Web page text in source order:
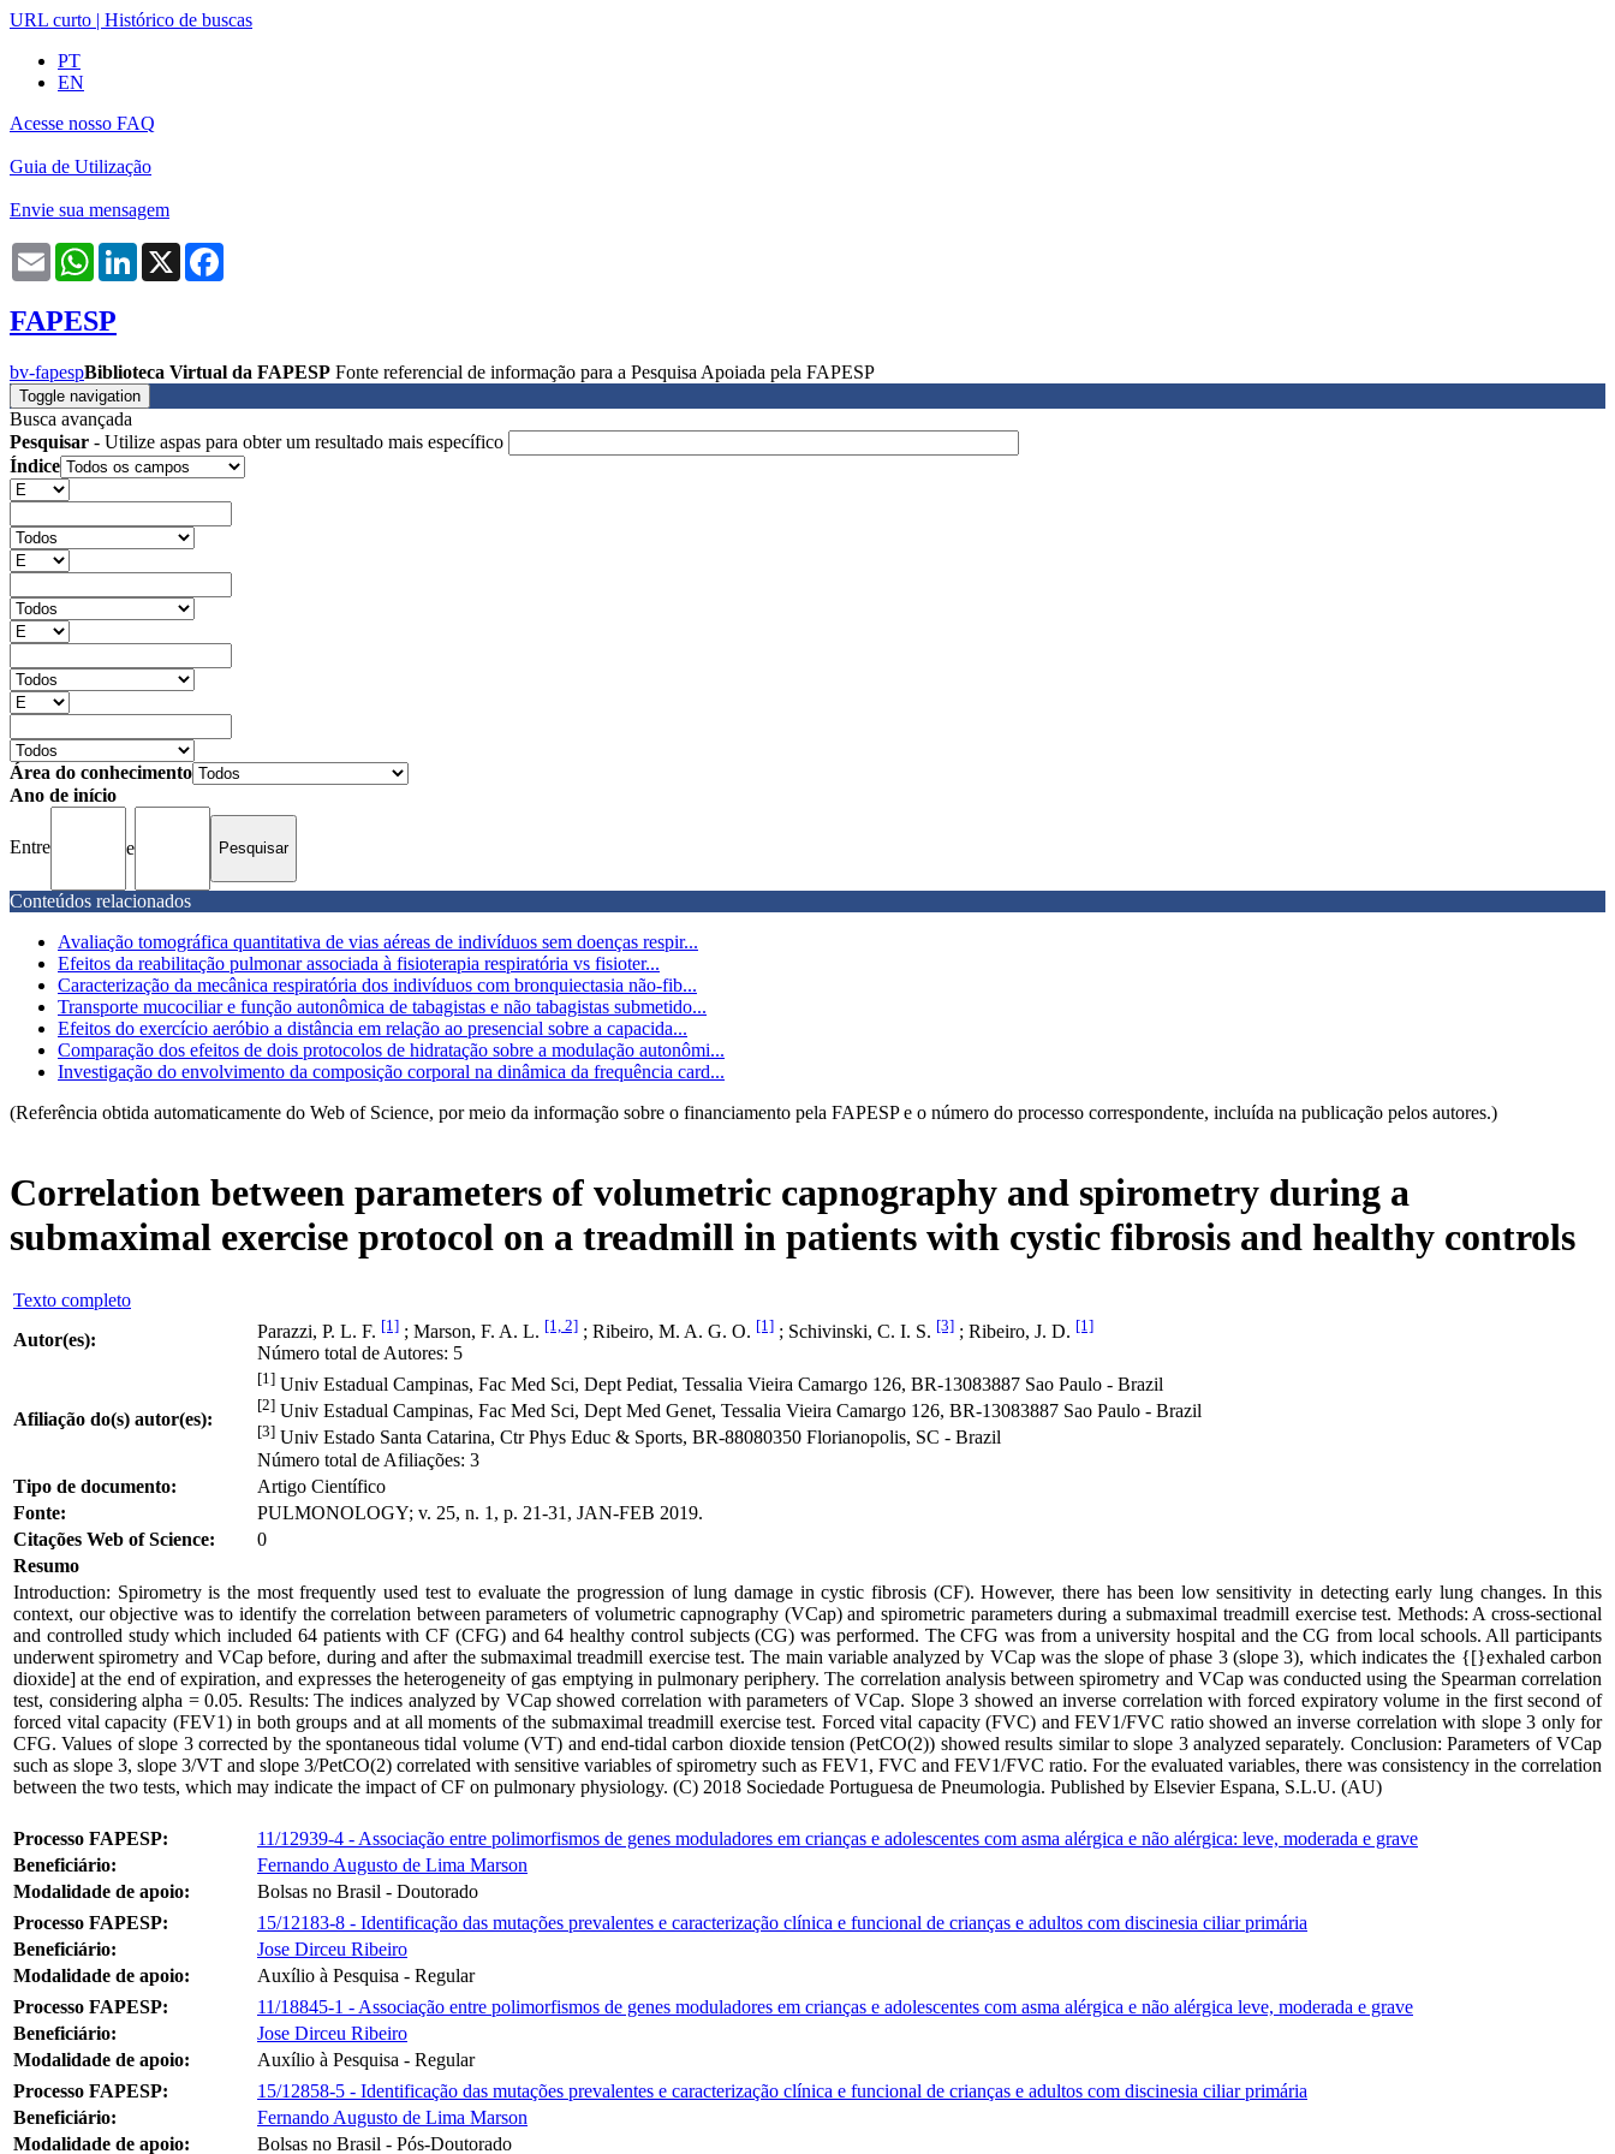
URL curto | Histórico de buscas
PT
EN
Acesse nosso FAQ
Guia de Utilização
Envie sua mensagem
Email WhatsAppLinkedIn
X
FAPESP
bv-fapespBiblioteca Virtual da FAPESP Fonte referencial de informação para a Pesquisa Apoiada pela FAPESP
Toggle navigation
Busca avançada
Pesquisar - Utilize aspas para obter um resultado mais específico
Índice
Área do conhecimento
Ano de início
Entre e
Conteúdos relacionados
Avaliação tomográfica quantitativa de vias aéreas de indivíduos sem doenças respir...
Efeitos da reabilitação pulmonar associada à fisioterapia respiratória vs fisioter...
Caracterização da mecânica respiratória dos indivíduos com bronquiectasia não-fib...
Transporte mucociliar e função autonômica de tabagistas e não tabagistas submetido...
Efeitos do exercício aeróbio a distância em relação ao presencial sobre a capacida...
Comparação dos efeitos de dois protocolos de hidratação sobre a modulação autonômi...
Investigação do envolvimento da composição corporal na dinâmica da frequência card...
(Referência obtida automaticamente do Web of Science, por meio da informação sobre o financiamento pela FAPESP e o número do processo correspondente, incluída na publicação pelos autores.)
Correlation between parameters of volumetric capnography and spirometry during a
submaximal exercise protocol on a treadmill in patients with cystic fibrosis and healthy controls
Texto completo
Autor(es):
Parazzi, P. L. F. [1] ; Marson, F. A. L. [1, 2] ; Ribeiro, M. A. G. O. [1] ; Schivinski, C. I. S. [3] ; Ribeiro, J. D. [1]
Número total de Autores: 5
Afiliação do(s) autor(es):
[1] Univ Estadual Campinas, Fac Med Sci, Dept Pediat, Tessalia Vieira Camargo 126, BR-13083887 Sao Paulo - Brazil
[2] Univ Estadual Campinas, Fac Med Sci, Dept Med Genet, Tessalia Vieira Camargo 126, BR-13083887 Sao Paulo - Brazil
[3] Univ Estado Santa Catarina, Ctr Phys Educ & Sports, BR-88080350 Florianopolis, SC - Brazil
Número total de Afiliações: 3
Tipo de documento:
Artigo Científico
Fonte:
PULMONOLOGY; v. 25, n. 1, p. 21-31, JAN-FEB 2019.
Citações Web of Science:
0
Resumo
Introduction: Spirometry is the most frequently used test to evaluate the progression of lung damage in cystic fibrosis (CF). However, there has been low sensitivity in detecting early lung changes. In this
context, our objective was to identify the correlation between parameters of volumetric capnography (VCap) and spirometric parameters during a submaximal treadmill exercise test. Methods: A cross-sectional
and controlled study which included 64 patients with CF (CFG) and 64 healthy control subjects (CG) was performed. The CFG was from a university hospital and the CG from local schools. All participants
underwent spirometry and VCap before, during and after the submaximal treadmill exercise test. The main variable analyzed by VCap was the slope of phase 3 (slope 3), which indicates the {[}exhaled carbon
dioxide] at the end of expiration, and expresses the heterogeneity of gas emptying in pulmonary periphery. The correlation analysis between spirometry and VCap was conducted using the Spearman correlation
test, considering alpha = 0.05. Results: The indices analyzed by VCap showed correlation with parameters of VCap. Slope 3 showed an inverse correlation with forced expiratory volume in the first second of
forced vital capacity (FEV1) in both groups and at all moments of the submaximal treadmill exercise test. Forced vital capacity (FVC) and FEV1/FVC ratio showed an inverse correlation with slope 3 only for
CFG. Values of slope 3 corrected by the spontaneous tidal volume (VT) and end-tidal carbon dioxide tension (PetCO(2)) showed results similar to slope 3 analyzed separately. Conclusion: Parameters of VCap
such as slope 3, slope 3/VT and slope 3/PetCO(2) correlated with sensitive variables of spirometry such as FEV1, FVC and FEV1/FVC ratio. For the evaluated variables, there was consistency in the correlation
between the two tests, which may indicate the impact of CF on pulmonary physiology. (C) 2018 Sociedade Portuguesa de Pneumologia. Published by Elsevier Espana, S.L.U. (AU)
Processo FAPESP:
11/12939-4 - Associação entre polimorfismos de genes moduladores em crianças e adolescentes com asma alérgica e não alérgica: leve, moderada e grave
Beneficiário:
Fernando Augusto de Lima Marson
Modalidade de apoio:
Bolsas no Brasil - Doutorado
Processo FAPESP:
15/12183-8 - Identificação das mutações prevalentes e caracterização clínica e funcional de crianças e adultos com discinesia ciliar primária
Beneficiário:
Jose Dirceu Ribeiro
Modalidade de apoio:
Auxílio à Pesquisa - Regular
Processo FAPESP:
11/18845-1 - Associação entre polimorfismos de genes moduladores em crianças e adolescentes com asma alérgica e não alérgica leve, moderada e grave
Beneficiário:
Jose Dirceu Ribeiro
Modalidade de apoio:
Auxílio à Pesquisa - Regular
Processo FAPESP:
15/12858-5 - Identificação das mutações prevalentes e caracterização clínica e funcional de crianças e adultos com discinesia ciliar primária
Beneficiário:
Fernando Augusto de Lima Marson
Modalidade de apoio:
Bolsas no Brasil - Pós-Doutorado